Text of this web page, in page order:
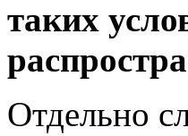
таких
Отдельно